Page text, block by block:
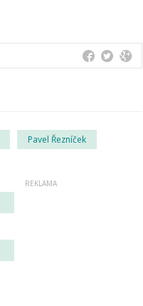
Pavel Řezníček